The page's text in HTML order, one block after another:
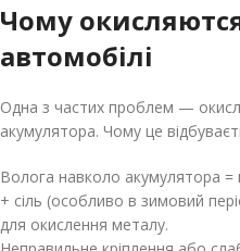
Чому
автомобілі
Одна з частих проблем —
акумулятора. Чому це
Волога навколо акумулятора =
+ сіль (особливо в зимовий
для окислення металу.